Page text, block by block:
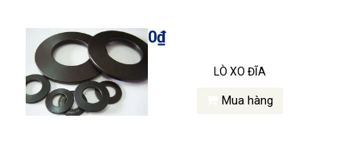
0₫
LÒ XO ĐĨA
Mua hàng